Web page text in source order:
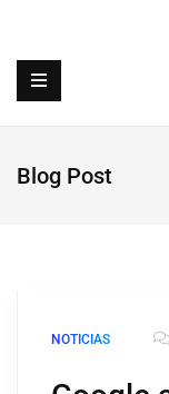
Blog Post
NOTICIAS